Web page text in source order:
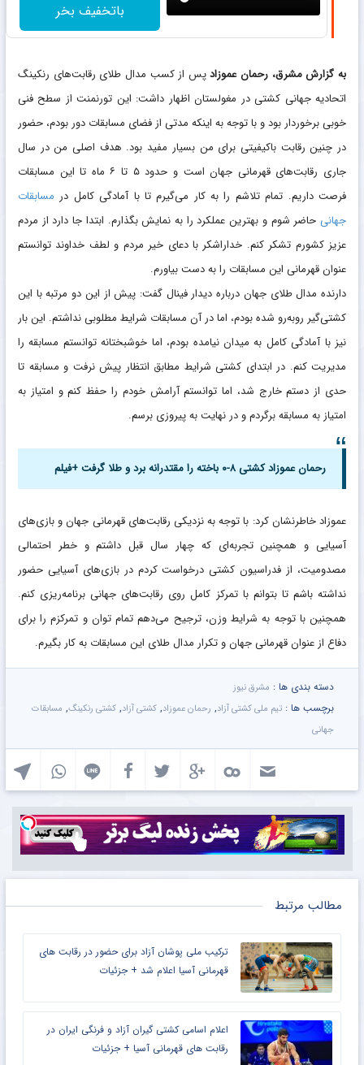
باتخفیف بخر
به گزارش مشرق، رحمان عموزادپس از کسب مدال طلای رقابت‌های رنکینگ
اتحادیه جهانی کشتی در مغولستان اظهار داشت: این تورنمنت از سطح فنی
خوبی برخوردار بود و با توجه به اینکه مدتی از فضای مسابقات دور بودم، حضور
در چنین رقابت باکیفیتی برای من بسیار مفید بود. هدف اصلی من در سال
جاری رقابت‌های قهرمانی جهان است و حدود ۵ تا ۶ ماه تا این مسابقات
فرصت داریم. تمام تلاشم را به کار می‌گیرم تا با آمادگی کامل در مسابقات
جهانی حاضر شوم و بهترین عملکرد را به نمایش بگذارم. ابتدا جا دارد از مردم
عزیز کشورم تشکر کنم. خداراشکر با دعای خیر مردم و لطف خداوند توانستم
عنوان قهرمانی این مسابقات را به دست بیاورم.
دارنده مدال طلای جهان درباره دیدار فینال گفت: پیش از این دو مرتبه با این
کشتی‌گیر روبه‌رو شده بودم، اما در آن مسابقات شرایط مطلوبی نداشتم. این بار
نیز با آمادگی کامل به میدان نیامده بودم، اما خوشبختانه توانستم مسابقه را
مدیریت کنم. در ابتدای کشتی شرایط مطابق انتظار پیش نرفت و مسابقه تا
حدی از دستم خارج شد، اما توانستم آرامش خودم را حفظ کنم و امتیاز به
امتیاز به مسابقه برگردم و در نهایت به پیروزی برسم.
رحمان عموزاد کشتی ۸-۰ باخته را مقتدرانه برد و طلا گرفت +فیلم
عموزاد خاطرنشان کرد: با توجه به نزدیکی رقابت‌های قهرمانی جهان و بازی‌های
آسیایی و همچنین تجربه‌ای که چهار سال قبل داشتم و خطر احتمالی
مصدومیت، از فدراسیون کشتی درخواست کردم در بازی‌های آسیایی حضور
نداشته باشم تا بتوانم با تمرکز کامل روی رقابت‌های جهانی برنامه‌ریزی کنم.
همچنین با توجه به شرایط وزن، ترجیح می‌دهم تمام توان و تمرکزم را برای
دفاع از عنوان قهرمانی جهان و تکرار مدال طلای این مسابقات به کار بگیرم.
دسته بندی ها : مشرق نیوز
برچسب ها : تیم ملی کشتی آزاد, رحمان عموزاد, کشتی آزاد, کشتی رنکینگ, مسابقات
جهانی
مطالب مرتبط
ترکیب ملی پوشان آزاد برای حضور در رقابت‌ های
قهرمانی آسیا اعلام شد + جزئیات
اعلام اسامی کشتی‌ گیران آزاد و فرنگی ایران در
رقابت های قهرمانی آسیا + جزئیات